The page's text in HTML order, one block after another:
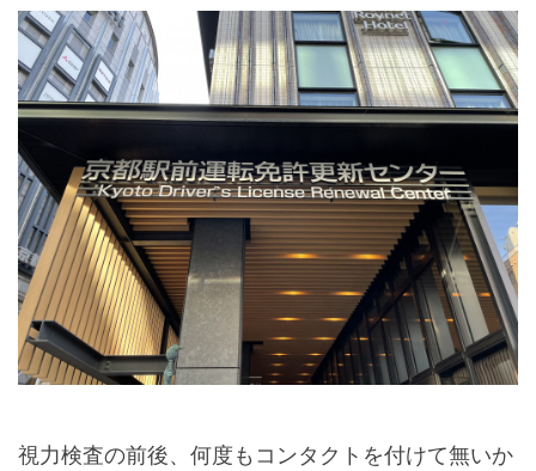
視力検査の前後、何度もコンタクトを付けて無いか